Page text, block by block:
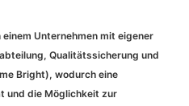
Unternehmen mit eigener
Qualitätssicherung und
Bright), wodurch eine
und die Möglichkeit zur